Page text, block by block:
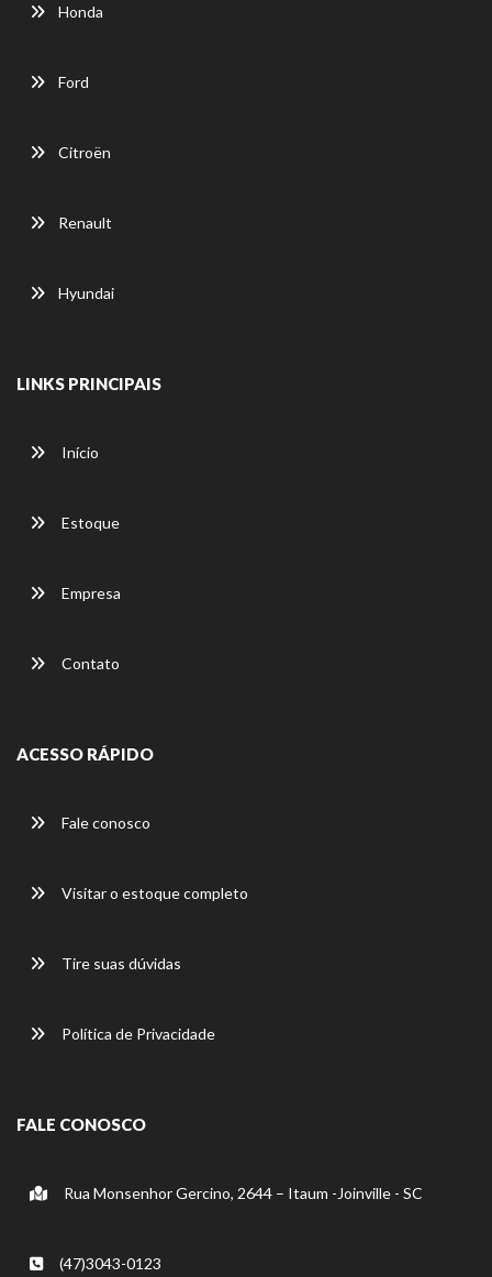
Honda
Ford
Citroën
Renault
Hyundai
LINKS PRINCIPAIS
Início
Estoque
Empresa
Contato
ACESSO RÁPIDO
Fale conosco
Visitar o estoque completo
Tire suas dúvidas
Política de Privacidade
FALE CONOSCO
Rua Monsenhor Gercino, 2644 – Itaum -Joinville - SC
(47)3043-0123